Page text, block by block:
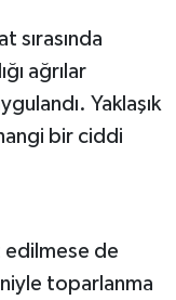
sırasında
ağrılar
Yaklaşık
bir ciddi
de
toparlanma